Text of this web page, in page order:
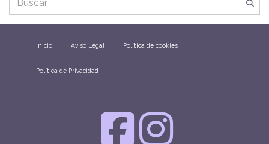
Inicio Aviso Legal Política de cookies
Política de Privacidad